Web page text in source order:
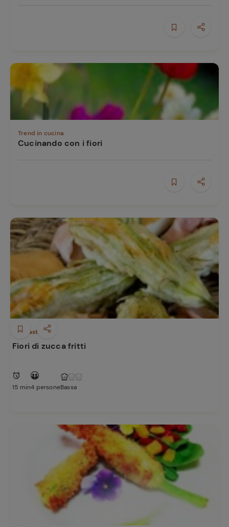
Trend in cucina
Cucinando con i fiori
Antipasti
Fiori di zucca fritti
15 min4 personeBassa